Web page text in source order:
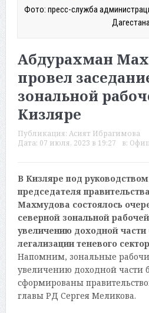
Фото: пресс-служба
Абдурахман
провел
зональной
Кизляре
Публикация: Асият Ибрагимова
Дата: 07 июля, 2023 в 19:27 в:
В Кизляре под
председателя
Махмудова состоялось
северной зональной
увеличению доходной
легализации теневого
Напомним, зональные
увеличению доходной части
сформированы
главы РД Сергея Меликова.